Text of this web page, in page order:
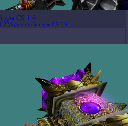
для CS 1.6
/ Модели ножа для CS 1.6